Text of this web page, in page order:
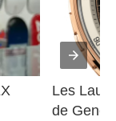
Les
de